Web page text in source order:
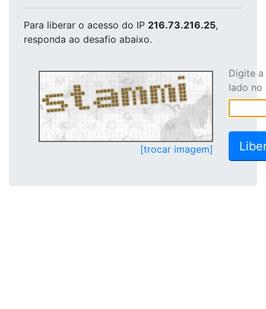
Para liberar o acesso do IP 216.73.216.25,
responda ao desafio abaixo.
[trocar imagem]
Digite
lado no